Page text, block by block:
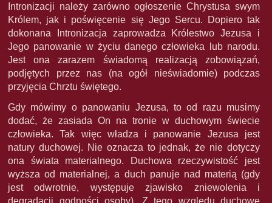
Intronizacji należy zarówno ogłoszenie Chrystusa swym
Królem, jak i poświęcenie się Jego Sercu. Dopiero tak
dokonana Intronizacja zaprowadza Królestwo Jezusa i
Jego panowanie w życiu danego człowieka lub narodu.
Jest ona zarazem świadomą realizacją zobowiązań,
podjętych przez nas (na ogół nieświadomie) podczas
przyjęcia Chrztu świętego.
Gdy mówimy o panowaniu Jezusa, to od razu musimy
dodać, że zasiada On na tronie w duchowym świecie
człowieka. Tak więc władza i panowanie Jezusa jest
natury duchowej. Nie oznacza to jednak, że nie dotyczy
ona świata materialnego. Duchowa rzeczywistość jest
wyższa od materialnej, a duch panuje nad materią (gdy
jest odwrotnie, występuje zjawisko zniewolenia i
degradacji godności osoby). Z tego względu duchowe